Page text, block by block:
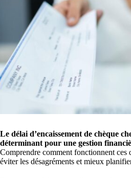
Le délai d’encaissement de chèque
déterminant pour une gestion
Comprendre comment fonctionnent ces
éviter les désagréments et mieux